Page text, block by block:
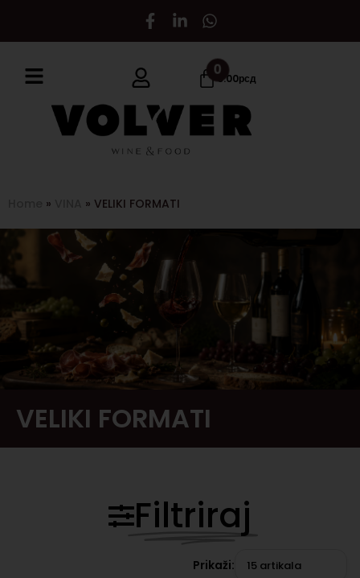
0.00рсд
0
» » VELIKI FORMATI
VELIKI FORMATI
Filtriraj
Prikaži: 15 artikala